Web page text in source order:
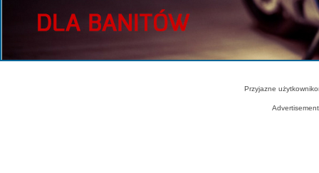
Przyjazne